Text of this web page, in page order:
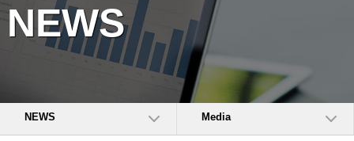
NEWS
NEWS Media